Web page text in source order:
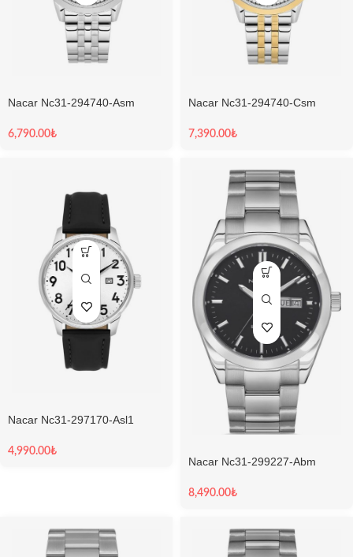
Nacar Nc31-294740-Asm
6,790.00₺
Nacar Nc31-294740-Csm
7,390.00₺
Nacar Nc31-297170-Asl1
4,990.00₺
Nacar Nc31-299227-Abm
8,490.00₺